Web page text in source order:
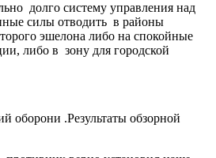
долго систему управления над
силы отводить в районы
эшелона либо на спокойные
либо в зону для городской
оборони .Результаты обзорной